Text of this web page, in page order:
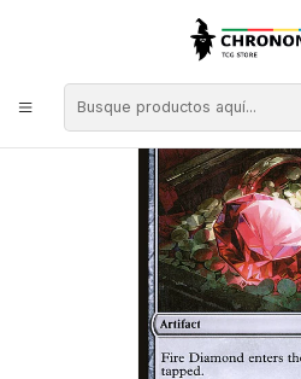
Singles de Magic: The Gathering
Fire Diamond (foil) | EN | NM | CLB